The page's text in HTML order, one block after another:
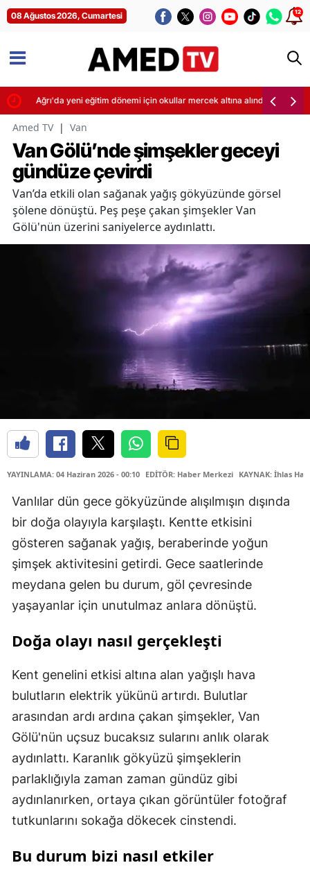
08 Ağustos 2026, Cumartesi 12
Ağrı'da yeni eğitim dönemi için okullar mercek altına alındı
Amed TV | Van
Van Gölü’nde şimşekler geceyi
gündüze çevirdi
Van’da etkili olan sağanak yağış gökyüzünde görsel
şölene dönüştü. Peş peşe çakan şimşekler Van
Gölü'nün üzerini saniyelerce aydınlattı.
YAYINLAMA: 04 Haziran 2026 - 00:10 EDİTÖR: Haber Merkezi KAYNAK: İhlas
Vanlılar dün gece gökyüzünde alışılmışın dışında
bir doğa olayıyla karşılaştı. Kentte etkisini
gösteren sağanak yağış, beraberinde yoğun
şimşek aktivitesini getirdi. Gece saatlerinde
meydana gelen bu durum, göl çevresinde
yaşayanlar için unutulmaz anlara dönüştü.
Doğa olayı nasıl gerçekleşti
Kent genelini etkisi altına alan yağışlı hava
bulutların elektrik yükünü artırdı. Bulutlar
arasından ardı ardına çakan şimşekler, Van
Gölü'nün uçsuz bucaksız sularını anlık olarak
aydınlattı. Karanlık gökyüzü şimşeklerin
parlaklığıyla zaman zaman gündüz gibi
aydınlanırken, ortaya çıkan görüntüler fotoğraf
tutkunlarını sokağa dökecek cinstendi.
Bu durum bizi nasıl etkiler